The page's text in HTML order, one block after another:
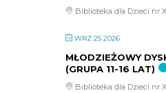
Biblioteka dla Dzieci nr
WRZ 25 2026
MŁODZIEŻOWY
(GRUPA 11-16 LAT)
Biblioteka dla Dzieci nr